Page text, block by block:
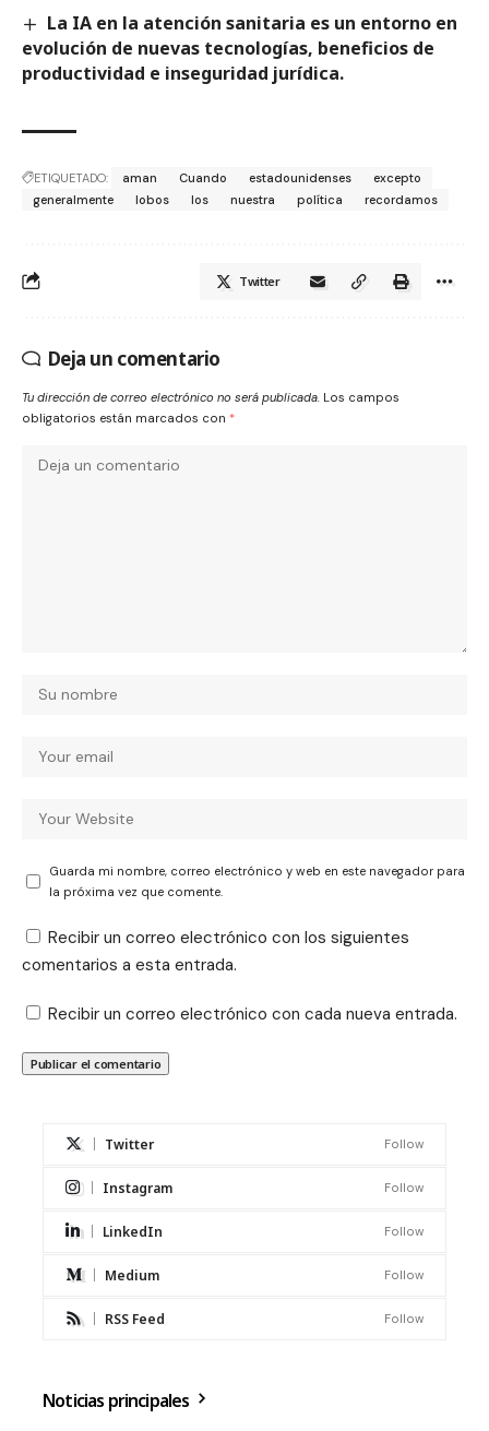
La IA en la atención sanitaria es un entorno en
evolución de nuevas tecnologías, beneficios de
productividad e inseguridad jurídica.
ETIQUETADO: aman Cuando estadounidenses
excepto
generalmente
lobos los nuestra política recordamos
Twitter
Deja un comentario
Tu dirección de correo electrónico no será publicada. Los campos
obligatorios están marcados con *
Guarda mi nombre, correo electrónico y web en este navegador para
la próxima vez que comente.
Recibir un correo electrónico con los siguientes
comentarios a esta entrada.
Recibir un correo electrónico con cada nueva entrada.
Twitter Follow
Instagram Follow
LinkedIn Follow
Medium Follow
RSS Feed Follow
Noticias principales